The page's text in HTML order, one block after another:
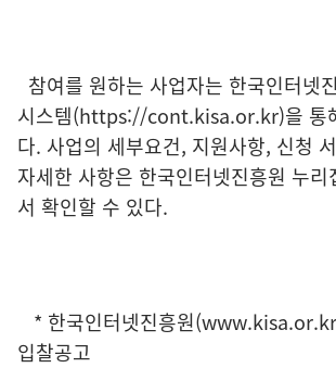
참여를 원하는 사업자는 한국인터넷
시스템(https://cont.kisa.or.kr)을 통
다. 사업의 세부요건, 지원사항, 신청
자세한 사항은 한국인터넷진흥원 누
서 확인할 수 있다.
* 한국인터넷진흥원
입찰공고